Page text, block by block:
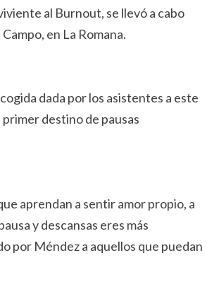
al Burnout, se llevó a cabo
en La Romana.
dada por los asistentes a este
destino de pausas
aprendan a sentir amor propio, a
y descansas eres más
por Méndez a aquellos que puedan